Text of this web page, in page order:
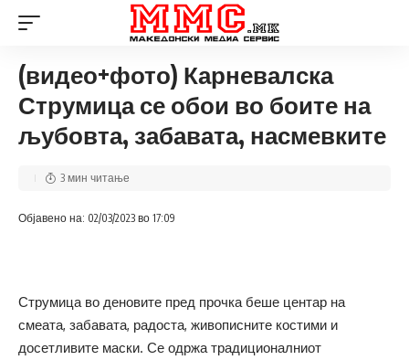
(видео+фото) Карневалска
Струмица се обои во боите на
љубовта, забавата, насмевките
Објавено на: 02/03/2023 во 17:09
3 мин читање
Струмица во деновите пред прочка беше центар на
смеата, забавата, радоста, живописните костими и
досетливите маски. Се одржа традиционалниот